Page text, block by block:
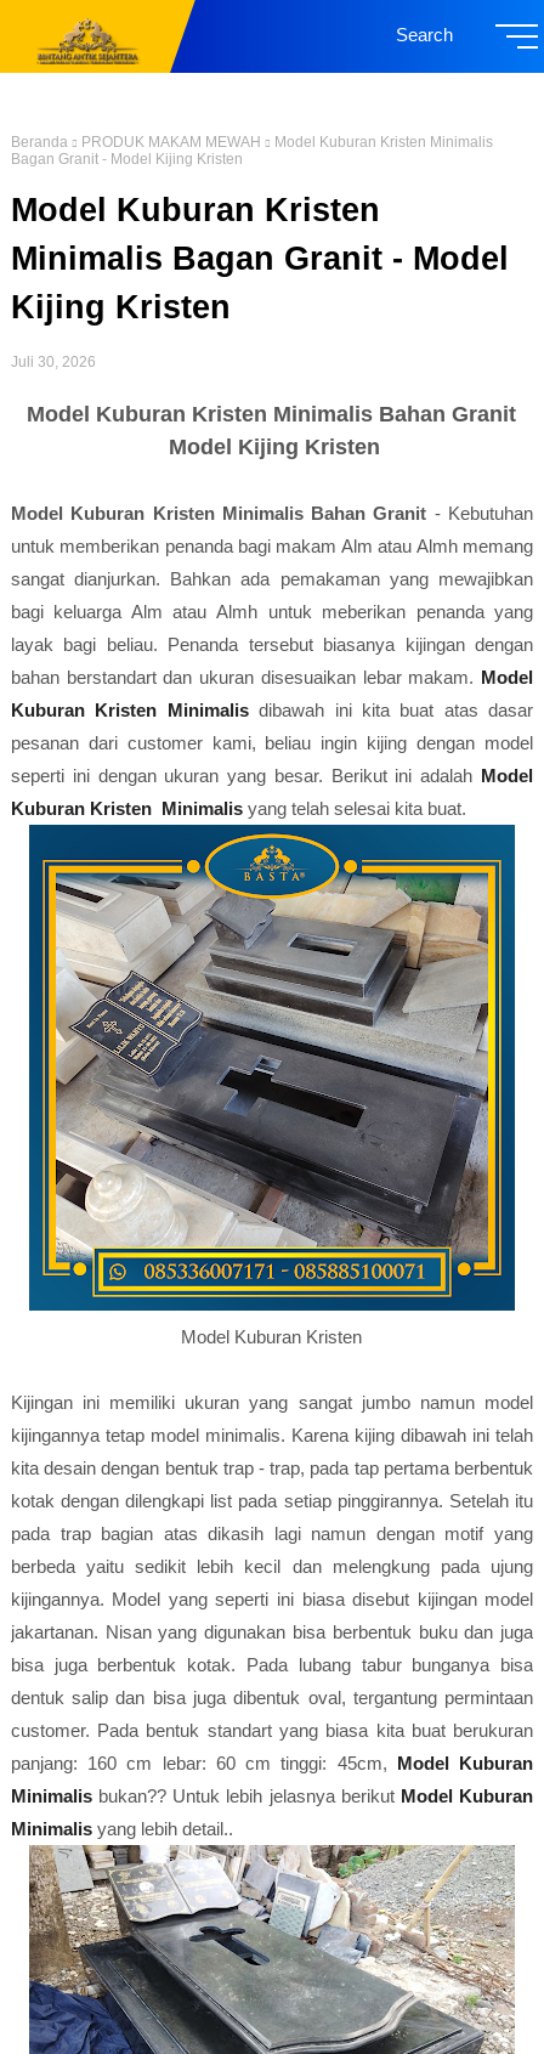
Search
Beranda PRODUK MAKAM MEWAH
Model Kuburan Kristen Minimalis
Bagan Granit - Model Kijing Kristen
Model Kuburan Kristen
Minimalis Bagan Granit - Model
Kijing Kristen
Juli 30, 2026
Model Kuburan Kristen Minimalis Bahan Granit
Model Kijing Kristen
Model Kuburan Kristen Minimalis Bahan Granit - Kebutuhan
untuk memberikan penanda bagi makam Alm atau Almh memang
sangat dianjurkan. Bahkan ada pemakaman yang mewajibkan
bagi keluarga Alm atau Almh untuk meberikan penanda yang
layak bagi beliau. Penanda tersebut biasanya kijingan dengan
bahan berstandart dan ukuran disesuaikan lebar makam. Model
Kuburan Kristen Minimalisdibawah ini kita buat atas dasar
pesanan dari customer kami, beliau ingin kijing dengan model
seperti ini dengan ukuran yang besar. Berikut ini adalah Model
Kuburan Kristen Minimalisyang telah selesai kita buat.
Model Kuburan Kristen
Kijingan ini memiliki ukuran yang sangat jumbo namun model
kijingannya tetap model minimalis. Karena kijing dibawah ini telah
kita desain dengan bentuk trap - trap, pada tap pertama berbentuk
kotak dengan dilengkapi list pada setiap pinggirannya. Setelah itu
pada trap bagian atas dikasih lagi namun dengan motif yang
berbeda yaitu sedikit lebih kecil dan melengkung pada ujung
kijingannya. Model yang seperti ini biasa disebut kijingan model
jakartanan. Nisan yang digunakan bisa berbentuk buku dan juga
bisa juga berbentuk kotak. Pada lubang tabur bunganya bisa
dentuk salip dan bisa juga dibentuk oval, tergantung permintaan
customer. Pada bentuk standart yang biasa kita buat berukuran
panjang: 160 cm lebar: 60 cm tinggi: 45cm, Model Kuburan
Minimalisbukan?? Untuk lebih jelasnya berikut Model Kuburan
Minimalisyang lebih detail..